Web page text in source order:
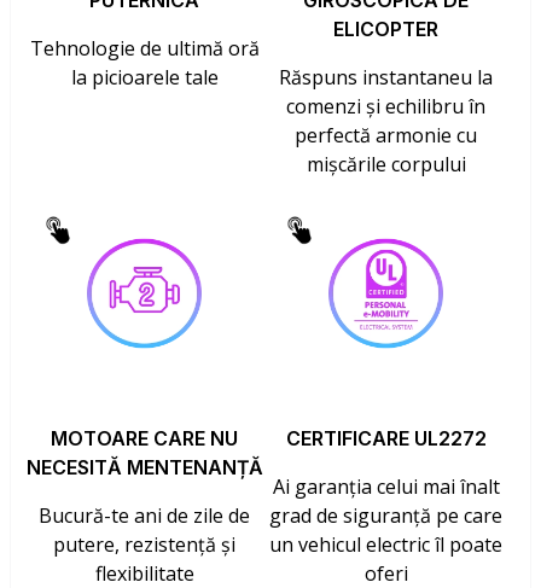
Tehnologie de ultimă oră
la picioarele tale
ELICOPTER
Răspuns instantaneu la
comenzi și echilibru în
perfectă armonie cu
mișcările corpului
MOTOARE CARE NU
NECESITĂ MENTENANȚĂ
Bucură-te ani de zile de
putere, rezistență și
flexibilitate
CERTIFICARE UL2272
Ai garanția celui mai înalt
grad de siguranță pe care
un vehicul electric îl poate
oferi